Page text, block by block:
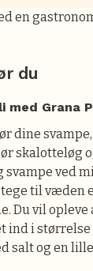
du
med Grana
dine
skalotteløg
svampe ved
til væden
Du vil
ind i størrelse
salt og en